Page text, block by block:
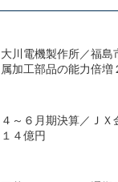
大川電機製作所／福
属加工部品の能力倍
４～６月期決算／Ｊ
１４億円